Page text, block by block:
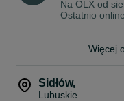
Na OLX od
Ostatnio
Więcej
Sidłów,
Lubuskie